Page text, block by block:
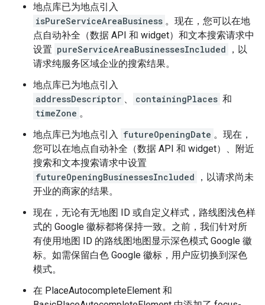
地点库已为地点引入
isPureServiceAreaBusiness 。现在，您可以在地
点自动补全（数据 API 和 widget）和文本搜索请求中
设置 pureServiceAreaBusinessesIncluded
，以
请求纯服务区域企业的搜索结果。
地点库已为地点引入
addressDescriptor 、 containingPlaces 和
timeZone 。
地点库已为地点引入 futureOpeningDate 。现在，
您可以在地点自动补全（数据 API 和 widget）、附近
搜索和文本搜索请求中设置
futureOpeningBusinessesIncluded
，以请求尚未
开业的商家的结果。
现在，无论有无地图 ID 或自定义样式，路线图浅色样
式的 Google 徽标都将保持一致。之前，我们针对所
有使用地图 ID 的路线图地图显示深色模式 Google 徽
标。如需保留白色 Google 徽标，用户应切换到深色
模式。
在 PlaceAutocompleteElement 和